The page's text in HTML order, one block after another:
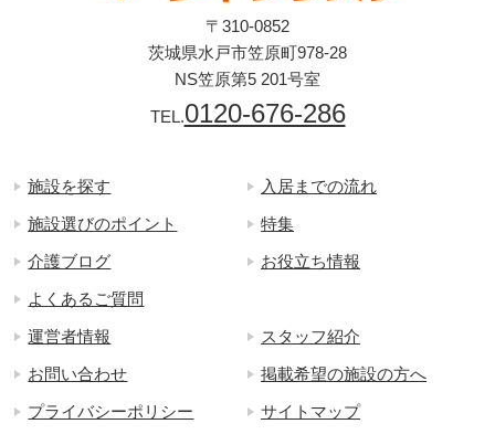
〒310-0852
茨城県水戸市笠原町978-28
NS笠原第5 201号室
TEL.0120-676-286
施設を探す
入居までの流れ
施設選びのポイント
特集
介護ブログ
お役立ち情報
よくあるご質問
運営者情報
スタッフ紹介
お問い合わせ
掲載希望の施設の方へ
プライバシーポリシー
サイトマップ